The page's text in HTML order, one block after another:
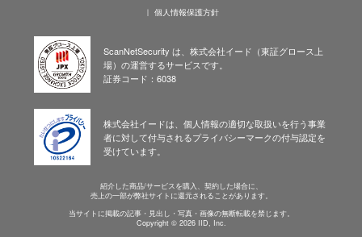
個人情報保護方針
ScanNetSecurity は、株式会社イード（東証グロース上
場）の運営するサービスです。
証券コード：6038
株式会社イードは、個人情報の適切な取扱いを行う事業
者に対して付与されるプライバシーマークの付与認定を
受けています。
紹介した商品/サービスを購入、契約した場合に、
売上の一部が弊社サイトに還元されることがあります。
当サイトに掲載の記事・見出し・写真・画像の無断転載を禁じます。
Copyright © 2026 IID, Inc.